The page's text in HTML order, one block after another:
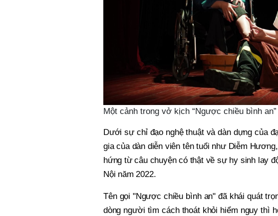
Một cảnh trong vở kịch “Ngược chiều bình an”
Dưới sự chỉ đạo nghệ thuật và dàn dựng của
gia của dàn diễn viên tên tuổi như Diễm
hứng từ câu chuyện có thật về sự hy sinh lay
Nội năm 2022.
Tên gọi "Ngược chiều bình an" đã khái quát
dòng người tìm cách thoát khỏi hiểm nguy thì